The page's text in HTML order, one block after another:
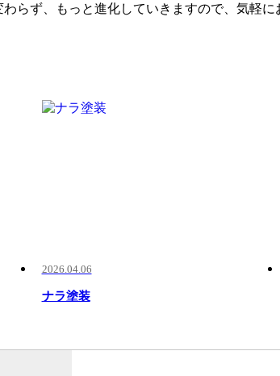
らず、もっと進化していきますので、気軽に
2026.04.06
ナラ塗装